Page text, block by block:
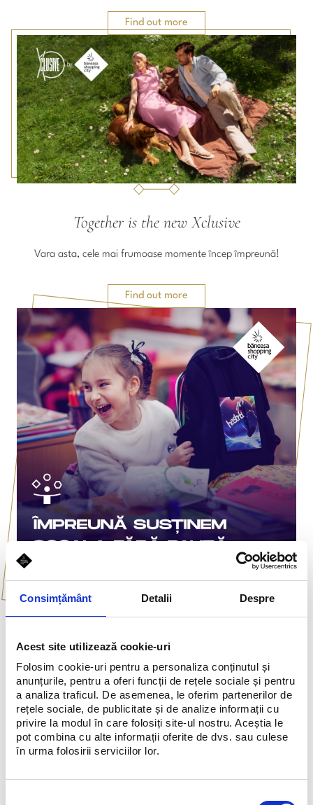
Consimțământ Detalii Despre
Acest site utilizează cookie-uri
Folosim cookie-uri pentru a personaliza conținutul și
anunțurile, pentru a oferi funcții de rețele sociale și pentru
a analiza traficul. De asemenea, le oferim partenerilor de
rețele sociale, de publicitate și de analize informații cu
privire la modul în care folosiți site-ul nostru. Aceștia le
pot combina cu alte informații oferite de dvs. sau culese
în urma folosirii serviciilor lor.
Find out more
Together is the new Xclusive
Vara asta, cele mai frumoase momente încep împreună!
Find out more
Împreună sustinem Școala fără Pauză
Voi ați contribuit, noi am dublat suma!
Find out more